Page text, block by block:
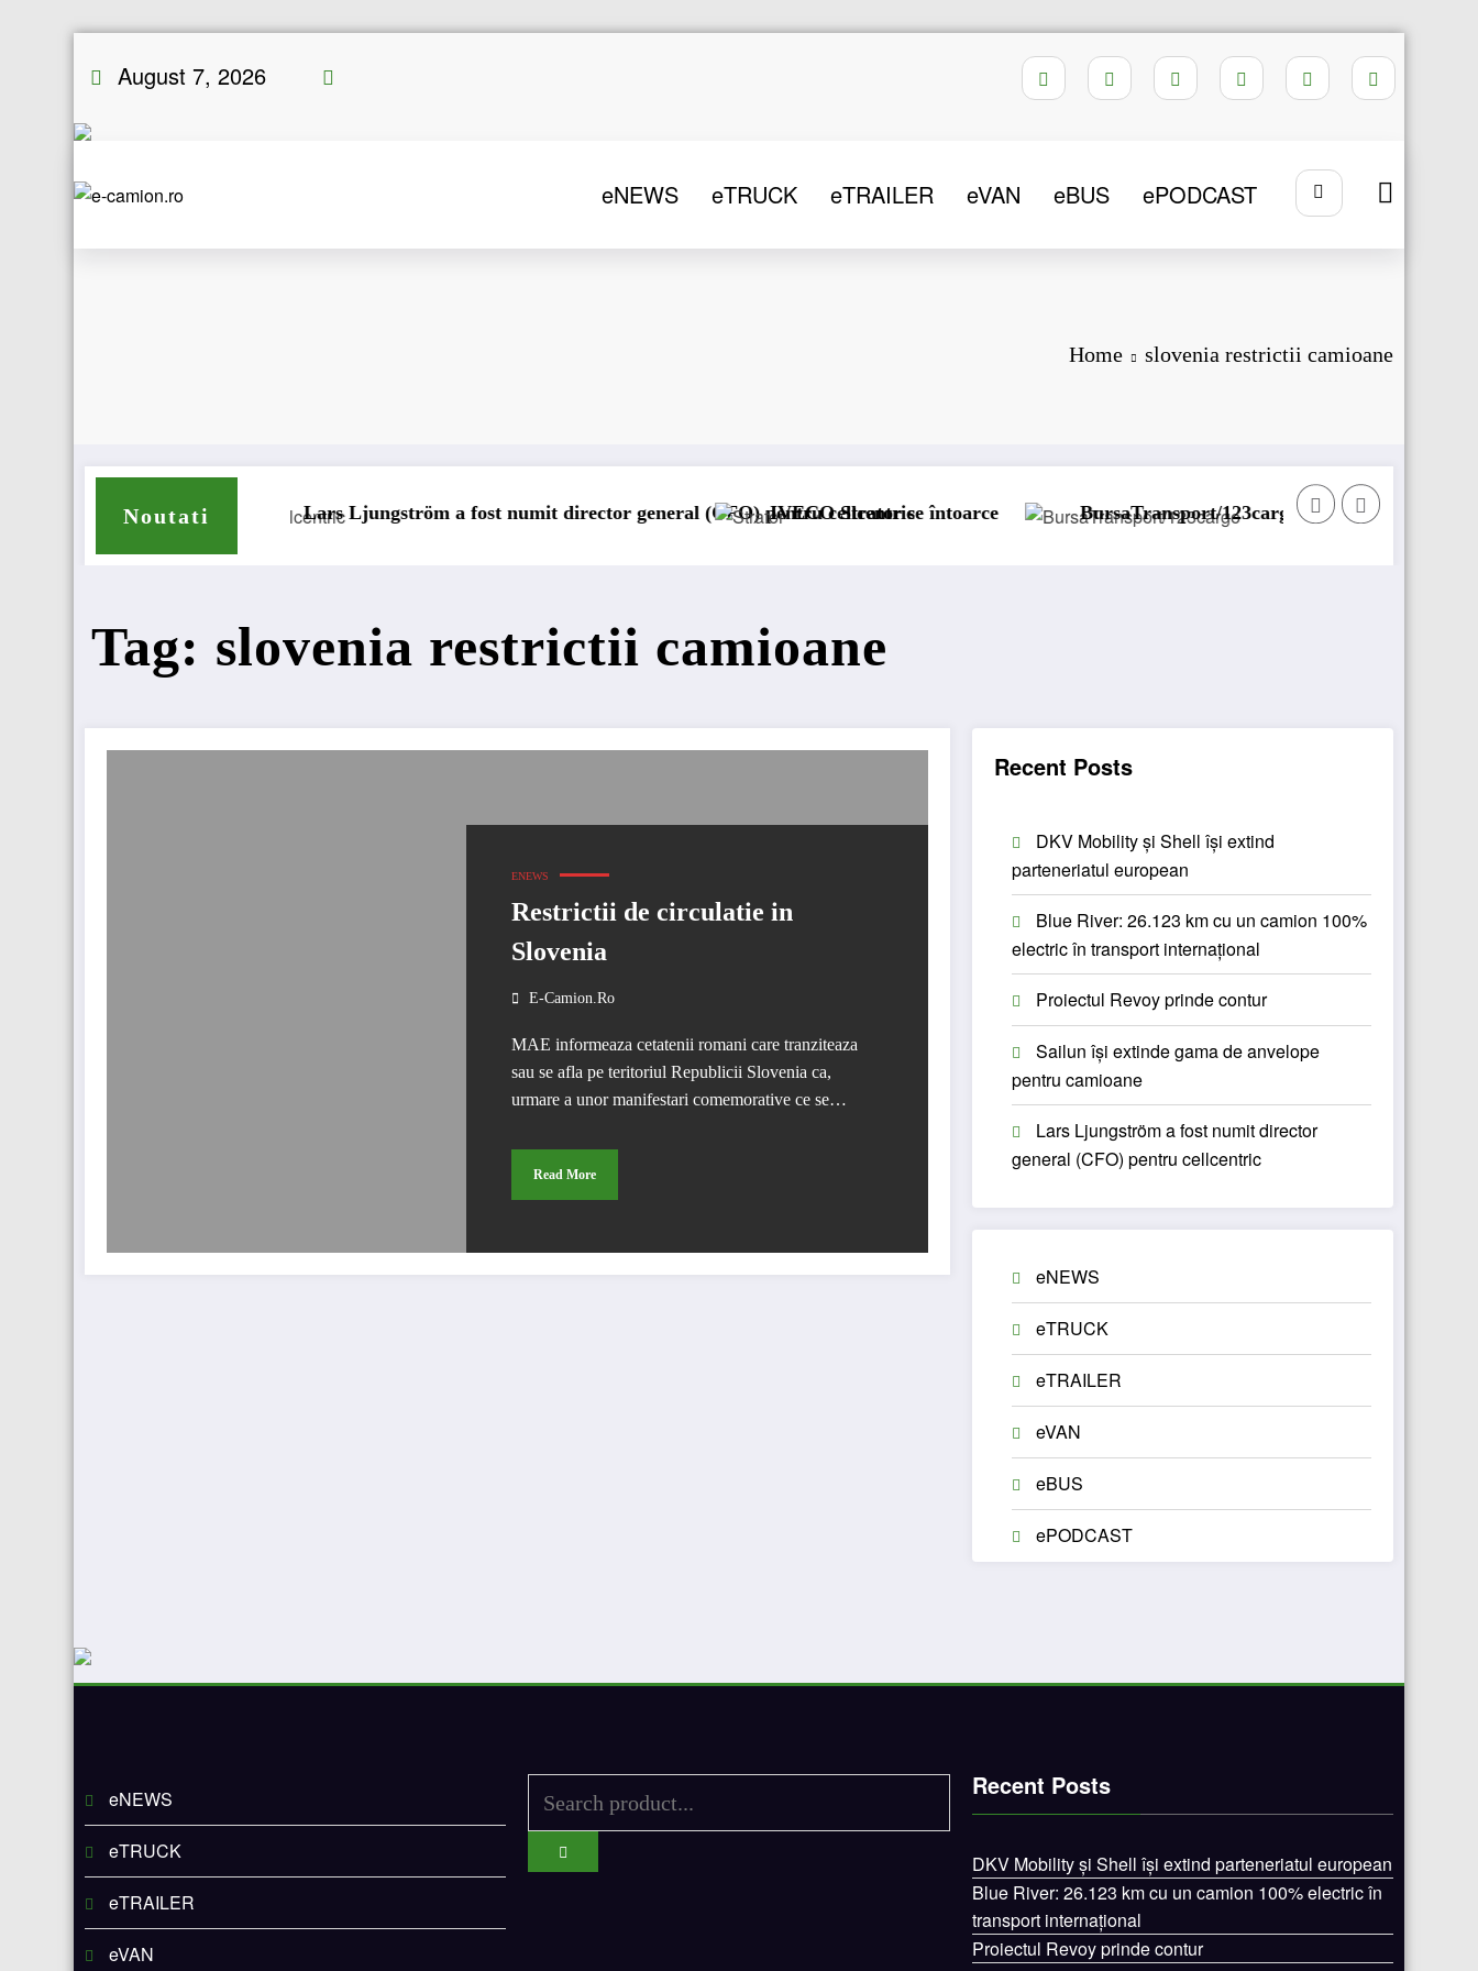
August 7, 2026
eNEWS eTRUCK eTRAILER eVAN eBUS ePODCAST
Home slovenia restrictii camioane
Noutati
pentru camioane Lars Ljungström a fost numit director general (CFO) pentru cellcentric
IVECO Strator se întoarce BursaTransport/123cargo introduce o nouă funcționalitate
Tag: slovenia restrictii camioane
ENEWS
Restrictii de circulatie in
Slovenia
E-Camion.ro
MAE informeaza cetatenii romani care tranziteaza
sau se afla pe teritoriul Republicii Slovenia ca,
urmare a unor manifestari comemorative ce se…
Read More
Recent Posts
DKV Mobility și Shell își extind
parteneriatul european
Blue River: 26.123 km cu un camion 100%
electric în transport internațional
Proiectul Revoy prinde contur
Sailun își extinde gama de anvelope
pentru camioane
Lars Ljungström a fost numit director
general (CFO) pentru cellcentric
eNEWS
eTRUCK
eTRAILER
eVAN
eBUS
ePODCAST
eNEWS
eTRUCK
eTRAILER
eVAN
Recent Posts
DKV Mobility și Shell își extind parteneriatul european
Blue River: 26.123 km cu un camion 100% electric în
transport internațional
Proiectul Revoy prinde contur